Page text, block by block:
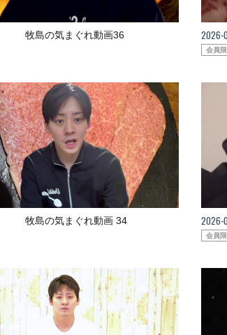
牧島の気まぐれ動画36 2026-
会員
牧島の気まぐれ動画 34 2026-
会員